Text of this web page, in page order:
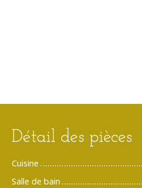
Détail des pièces
Cuisine
Salle de bain